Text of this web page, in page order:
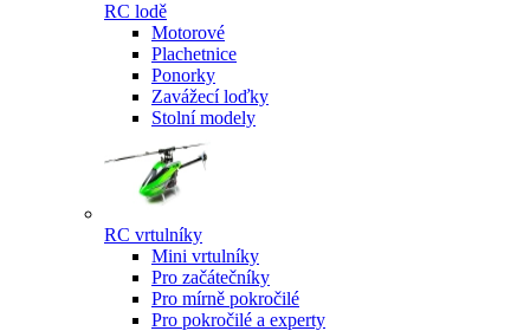
RC lodě
Motorové
Plachetnice
Ponorky
Zavážecí loďky
Stolní modely
RC vrtulníky
Mini vrtulníky
Pro začátečníky
Pro mírně pokročilé
Pro pokročilé a experty